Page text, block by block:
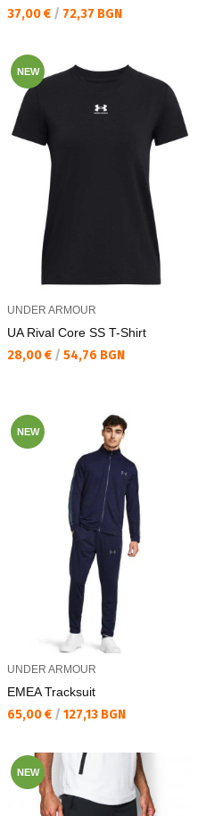
Текуща цена:
37,00 € / 72,37 BGN
NEW
UNDER ARMOUR
UA Rival Core SS T-Shirt
Текуща цена:
28,00 € / 54,76 BGN
NEW
UNDER ARMOUR
EMEA Tracksuit
Текуща цена:
65,00 € / 127,13 BGN
NEW